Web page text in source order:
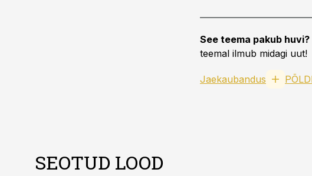
See teema pakub huvi?
teemal ilmub midagi uut!
Jaekaubandus
SEOTUD LOOD